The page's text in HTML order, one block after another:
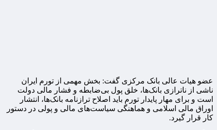
عضو هیات عالی بانک مرکزی گفت: بخش مهمی از تورم ایران
ناشی از ناترازی بانک‌ها، خلق پول بی‌ضابطه و فشار مالی دولت
است و برای مهار پایدار تورم باید اصلاح ترازنامه بانک‌ها، انتشار
اوراق مالی اسلامی و هماهنگی سیاست‌های مالی و پولی در دستور
کار قرار گیرد.